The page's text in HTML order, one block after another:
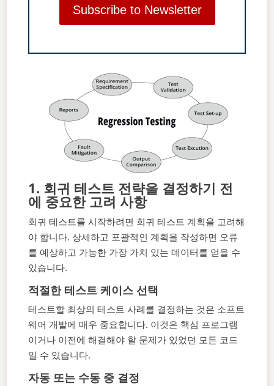
Subscribe to Newsletter
1. 회귀 테스트 전략을 결정하기 전
에 중요한 고려 사항
회귀 테스트를 시작하려면 회귀 테스트 계획을 고려해
야 합니다. 상세하고 포괄적인 계획을 작성하면 오류
를 예상하고 가능한 가장 가치 있는 데이터를 얻을 수
있습니다.
적절한 테스트 케이스 선택
테스트할 최상의 테스트 사례를 결정하는 것은 소프트
웨어 개발에 매우 중요합니다. 이것은 핵심 프로그램
이거나 이전에 해결해야 할 문제가 있었던 모든 코드
일 수 있습니다.
자동 또는 수동 중 결정